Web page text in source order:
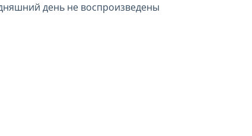
день не воспроизведены